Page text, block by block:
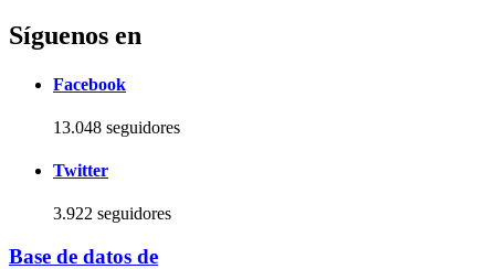
Síguenos en
Facebook
13.048 seguidores
Twitter
3.922 seguidores
Base de datos de